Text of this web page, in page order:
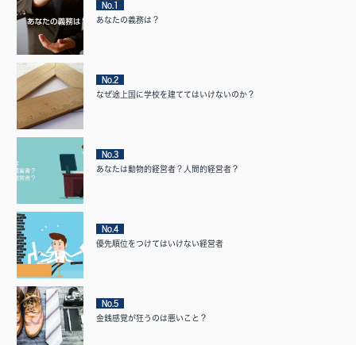
No.1
あなたの義務は？
No.2
なぜ途上国に学校を建ててはいけないのか？
No.3
あなたは動物的経営者？人間的経営者？
No.4
優先順位をつけてはいけない経営者
No.5
金銭感覚が狂うのは悪いこと？